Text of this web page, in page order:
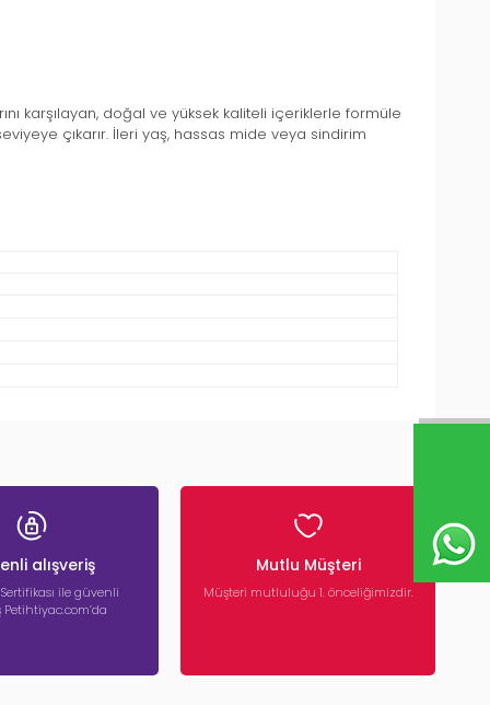
karşılayan, doğal ve yüksek kaliteli içeriklerle formüle
çıkarır. İleri yaş, hassas mide veya sindirim
alışveriş
Sertifikası ile güvenli
Petihtiyac.com’da
Mutlu Müşteri
Müşteri mutluluğu 1. önceliğimizdir.